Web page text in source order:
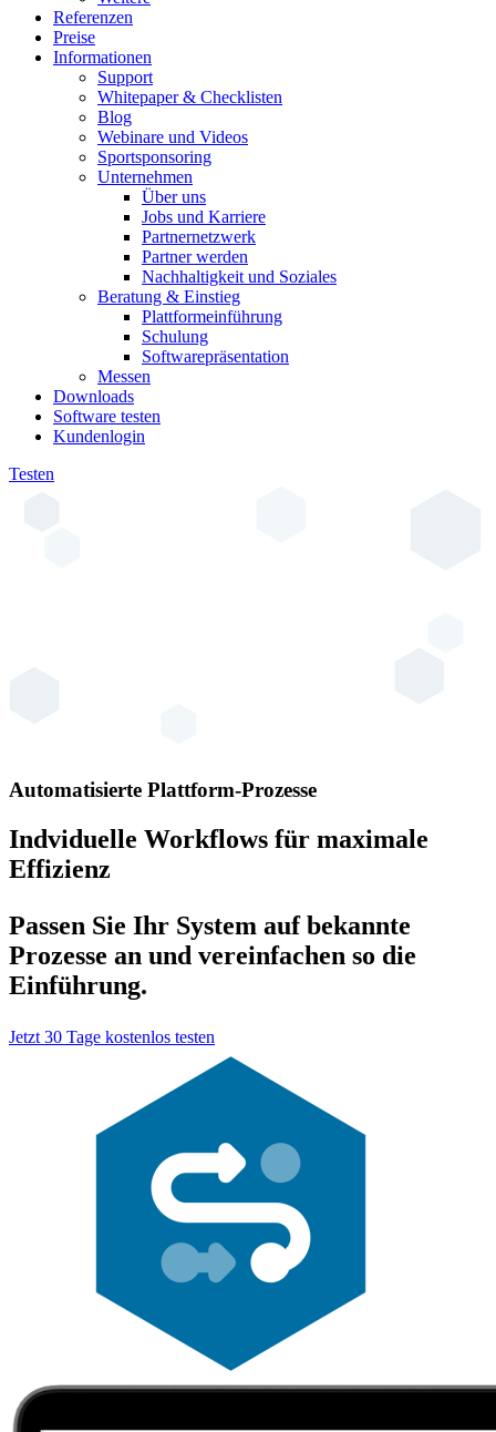
Referenzen
Preise
Informationen
Support
Whitepaper & Checklisten
Blog
Webinare und Videos
Sportsponsoring
Unternehmen
Über uns
Jobs und Karriere
Partnernetzwerk
Partner werden
Nachhaltigkeit und Soziales
Beratung & Einstieg
Plattformeinführung
Schulung
Softwarepräsentation
Messen
Downloads
Software testen
Kundenlogin
Testen
Automatisierte Plattform-Prozesse
Indviduelle Workflows für maximale
Effizienz
Passen Sie Ihr System auf bekannte
Prozesse an und vereinfachen so die
Einführung.
Jetzt 30 Tage kostenlos testen